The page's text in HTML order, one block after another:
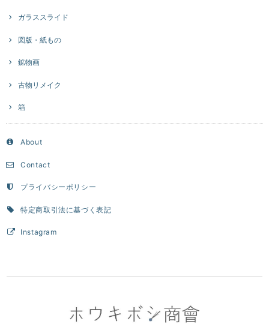
ガラススライド
図版・紙もの
鉱物画
古物リメイク
箱
About
Contact
プライバシーポリシー
特定商取引法に基づく表記
Instagram